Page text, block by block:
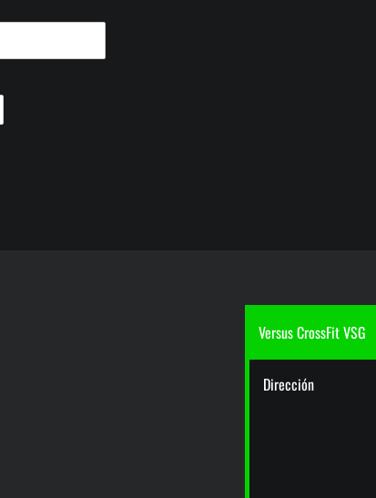
Versus CrossFit VSG
Dirección